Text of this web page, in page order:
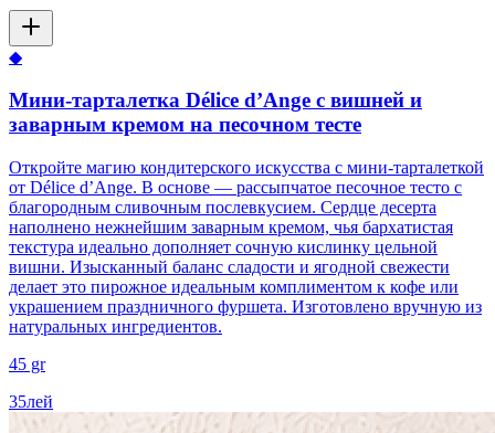
◆
Мини-тарталетка Délice d’Ange с вишней и
заварным кремом на песочном тесте
Откройте магию кондитерского искусства с мини-тарталеткой
от Délice d’Ange. В основе — рассыпчатое песочное тесто с
благородным сливочным послевкусием. Сердце десерта
наполнено нежнейшим заварным кремом, чья бархатистая
текстура идеально дополняет сочную кислинку цельной
вишни. Изысканный баланс сладости и ягодной свежести
делает это пирожное идеальным комплиментом к кофе или
украшением праздничного фуршета. Изготовлено вручную из
натуральных ингредиентов.
45 gr
35лей